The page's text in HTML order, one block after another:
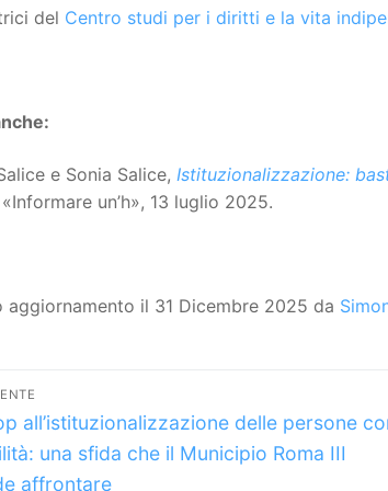
del Centro studi per i diritti e la vita
e Sonia Salice, Istituzionalizzazione:
un’h», 13 luglio 2025.
aggiornamento il 31 Dicembre 2025 da
all’istituzionalizzazione delle persone
una sfida che il Municipio Roma III
affrontare